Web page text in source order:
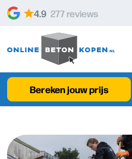
Skip to content
4.9 277 reviews
Bereken jouw prijs